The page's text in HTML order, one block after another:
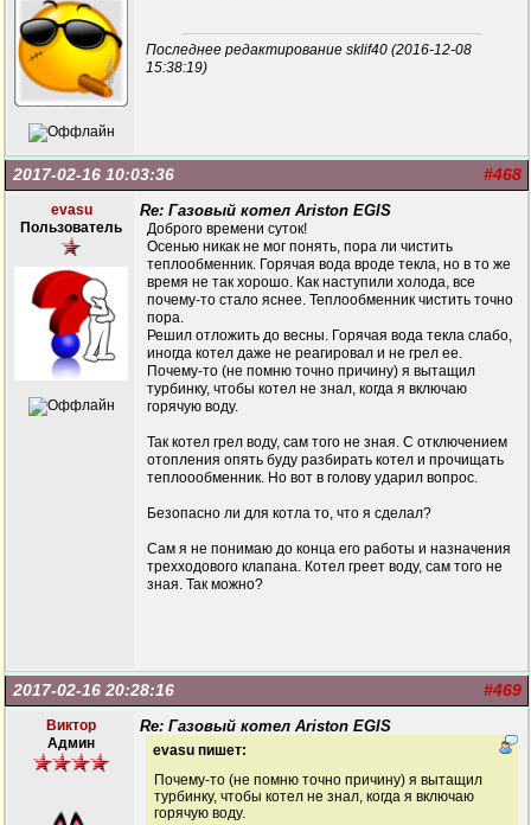
Последнее редактирование sklif40 (2016-12-08
15:38:19)
#468
2017-02-16 10:03:36
evasu
Пользователь
Re: Газовый котел Ariston EGIS
Доброго времени суток!
Осенью никак не мог понять, пора ли чистить
теплообменник. Горячая вода вроде текла, но в то же
время не так хорошо. Как наступили холода, все
почему-то стало яснее. Теплообменник чистить точно
пора.
Решил отложить до весны. Горячая вода текла слабо,
иногда котел даже не реагировал и не грел ее.
Почему-то (не помню точно причину) я вытащил
турбинку, чтобы котел не знал, когда я включаю
горячую воду.
Так котел грел воду, сам того не зная. С отключением
отопления опять буду разбирать котел и прочищать
теплоообменник. Но вот в голову ударил вопрос.
Безопасно ли для котла то, что я сделал?
Сам я не понимаю до конца его работы и назначения
трехходового клапана. Котел греет воду, сам того не
зная. Так можно?
#469
2017-02-16 20:28:16
Виктор
Админ
Re: Газовый котел Ariston EGIS
evasu пишет:
Почему-то (не помню точно причину) я вытащил
турбинку, чтобы котел не знал, когда я включаю
горячую воду.